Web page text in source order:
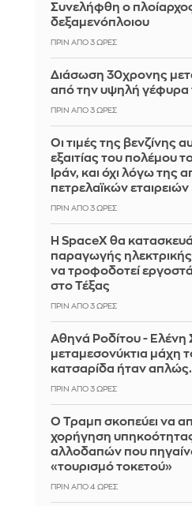
Συνελήφθη ο
δεξαμενόπλοιου
ΠΡΙΝ ΑΠΌ 3 ΏΡΕΣ
Διάσωση 30χρονης
από την υψηλή γέφυρα
ΠΡΙΝ ΑΠΌ 3 ΏΡΕΣ
Οι τιμές της βενζίνης
εξαιτίας του πολέμου
Ιράν, και όχι λόγω της
πετρελαϊκών εταιρειών
ΠΡΙΝ ΑΠΌ 3 ΏΡΕΣ
Η SpaceX θα
παραγωγής ηλεκτρικής
να τροφοδοτεί
στο Τέξας
ΠΡΙΝ ΑΠΌ 3 ΏΡΕΣ
Αθηνά Ροδίτου - Ελένη
μεταμεσονύκτια μάχη
κατσαρίδα ήταν
ΠΡΙΝ ΑΠΌ 3 ΏΡΕΣ
Ο Τραμπ σκοπεύει να
χορήγηση υπηκοότητας
αλλοδαπών που
«τουρισμό τοκετού»
ΠΡΙΝ ΑΠΌ 4 ΏΡΕΣ